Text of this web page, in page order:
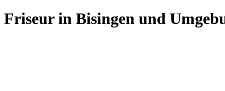
Friseur in Bisingen und